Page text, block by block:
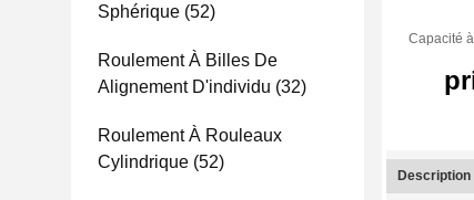
Sphérique (52)
Roulement À Billes De
Alignement D'individu (32)
Roulement À Rouleaux
Cylindrique (52)
Capacité